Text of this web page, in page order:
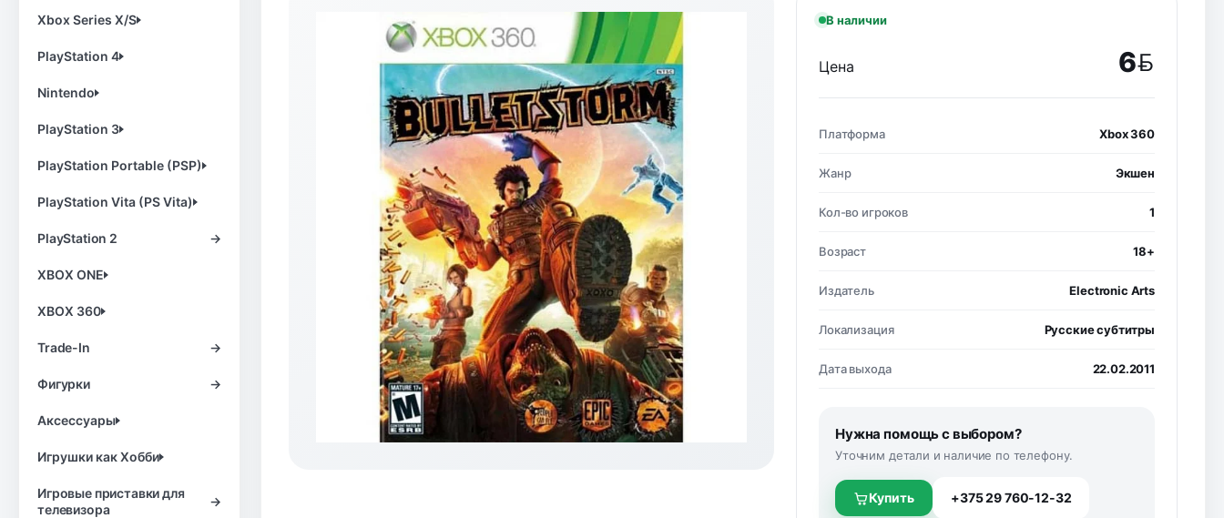
Xbox Series X/S
PlayStation 4
Nintendo
PlayStation 3
PlayStation Portable (PSP)
PlayStation Vita (PS Vita)
PlayStation 2 →
XBOX ONE
XBOX 360
Trade-In →
Фигурки →
Аксессуары
Игрушки как Хобби
Игровые приставки для
телевизора
→
В наличии
Цена 6
BYN
Платформа Xbox 360
Жанр Экшен
Кол-во игроков 1
Возраст 18+
Издатель Electronic Arts
Локализация Русские субтитры
Дата выхода 22.02.2011
Нужна помощь с выбором?
Уточним детали и наличие по телефону.
Купить +375 29 760-12-32